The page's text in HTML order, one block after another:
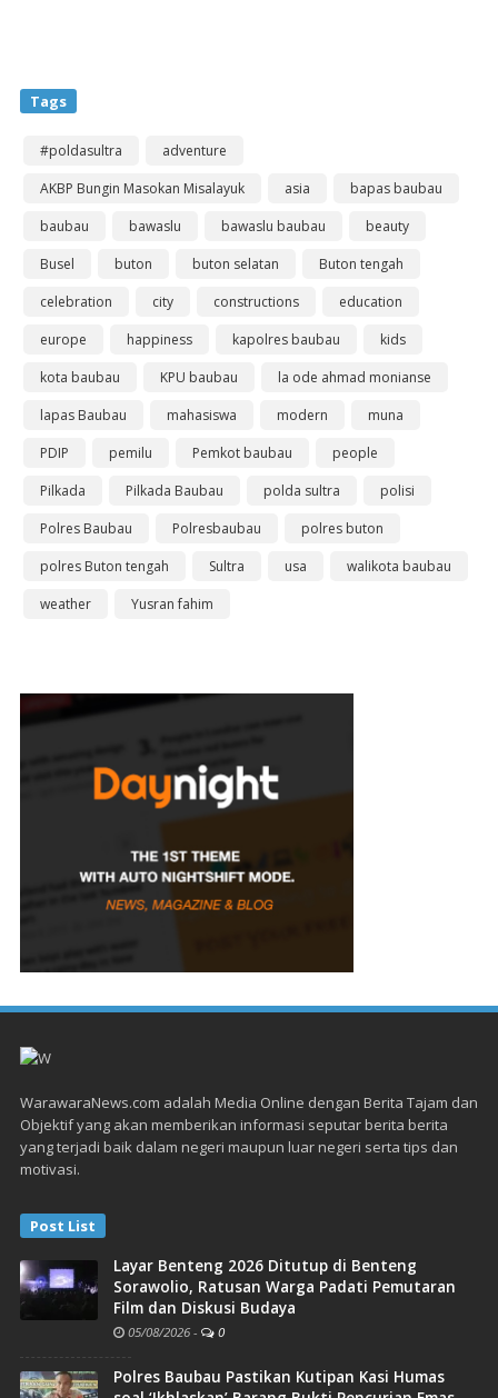
Tags
#poldasultra
adventure
AKBP Bungin Masokan Misalayuk
asia
bapas baubau
baubau
bawaslu bawaslu baubau
beauty
Busel
buton buton selatan
Buton tengah
celebration
city constructions
education
europe
happiness kapolres baubau
kids
kota baubau
KPU baubau
la ode ahmad monianse
lapas Baubau
mahasiswa modern
muna
PDIP
pemilu Pemkot baubau
people
Pilkada
Pilkada Baubau polda sultra
polisi
Polres Baubau
Polresbaubau
polres buton
polres Buton tengah
Sultra usa
walikota baubau
weather
Yusran fahim
WarawaraNews.com adalah Media Online dengan Berita Tajam dan
Objektif yang akan memberikan informasi seputar berita berita
yang terjadi baik dalam negeri maupun luar negeri serta tips dan
motivasi.
Post List
Layar Benteng 2026 Ditutup di Benteng
Sorawolio, Ratusan Warga Padati Pemutaran
Film dan Diskusi Budaya
05/08/2026 - 0
Polres Baubau Pastikan Kutipan Kasi Humas